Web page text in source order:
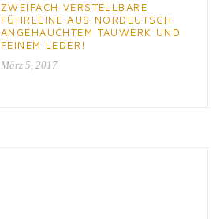
ZWEIFACH VERSTELLBARE
FÜHRLEINE AUS NORDEUTSCH
ANGEHAUCHTEM TAUWERK UND
FEINEM LEDER!
März 5, 2017